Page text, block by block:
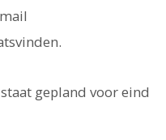
gepland voor eind